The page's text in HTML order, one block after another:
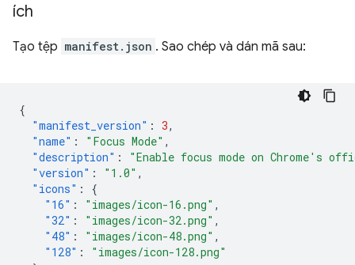
ích
Tạo tệp manifest.json . Sao chép và dán mã sau:
{
"manifest_version" : 3,
"name" : "Focus Mode" ,
"description" :
"Enable focus mode on Chrome's
"version" : "1.0" ,
"icons" :
{
"16" : "images/icon-16.png" ,
"32" : "images/icon-32.png" ,
"48" : "images/icon-48.png" ,
"128" :
"images/icon-128.png"